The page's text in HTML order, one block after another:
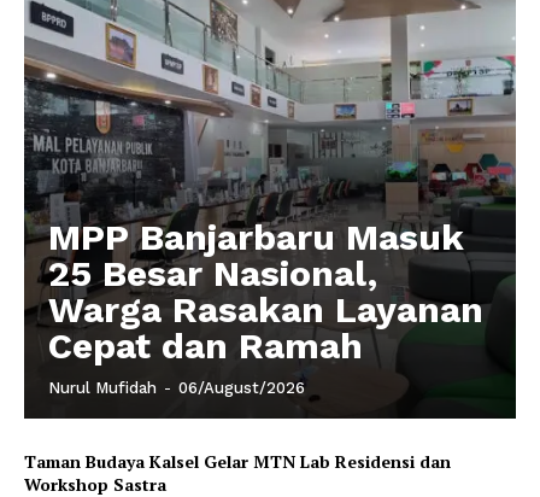
MPP Banjarbaru Masuk
25 Besar Nasional,
Warga Rasakan Layanan
Cepat dan Ramah
Nurul Mufidah - 06/August/2026
Taman Budaya Kalsel Gelar MTN Lab Residensi dan
Workshop Sastra